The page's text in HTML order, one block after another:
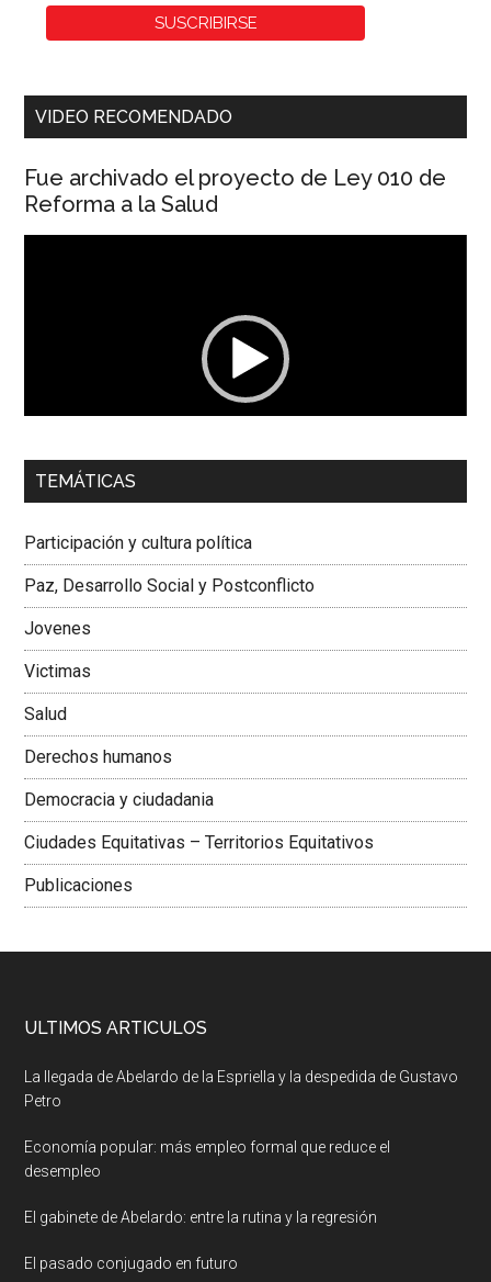
VIDEO RECOMENDADO
Fue archivado el proyecto de Ley 010 de
Reforma a la Salud
00:00 01:04
Dra. Carolina Corcho Mejía,Presidenta Corporación
Colombiana
TEMÁTICAS
Participación y cultura política
Paz, Desarrollo Social y Postconflicto
Jovenes
Victimas
Salud
Derechos humanos
Democracia y ciudadania
Ciudades Equitativas – Territorios Equitativos
Publicaciones
ULTIMOS ARTICULOS
La llegada de Abelardo de la Espriella y la despedida de Gustavo
Petro
Economía popular: más empleo formal que reduce el
desempleo
El gabinete de Abelardo: entre la rutina y la regresión
El pasado conjugado en futuro